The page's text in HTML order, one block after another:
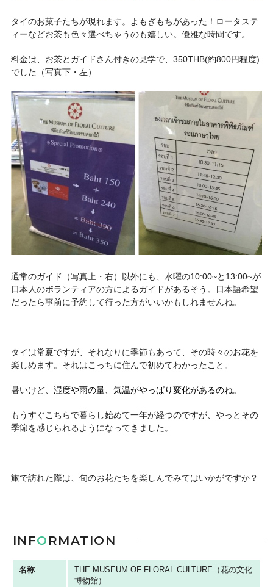
タイのお菓子たちが現れます。よもぎもちがあった！ロータステ
ィーなどお茶も色々選べちゃうのも嬉しい。優雅な時間です。
料金は、お茶とガイドさん付きの見学で、350THB(約800円程度)
でした（写真下・左）
通常のガイド（写真上・右）以外にも、水曜の10:00~と13:00~が
日本人のボランティアの方によるガイドがあるそう。日本語希望
だったら事前に予約して行った方がいいかもしれませんね。
タイは常夏ですが、それなりに季節もあって、その時々のお花を
楽しめます。それはこっちに住んで初めてわかったこと。
暑いけど、 湿度や雨の量、気温がやっぱり変化があるのね。
もうすぐこちらで暮らし始めて一年が経つのですが、やっとその
季節を感じられるようになってきました。
旅で訪れた際は、旬のお花たちを楽しんでみてはいかがですか？
INFO RMATION
名称
THE MUSEUM OF FLORAL CULTURE（花の文化
博物館）